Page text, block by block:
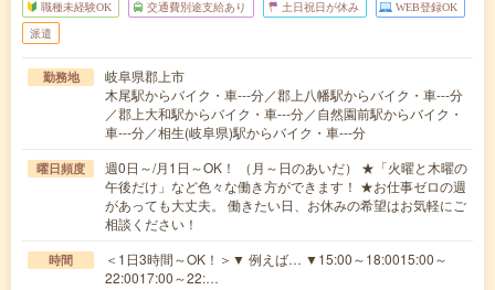
職種未経験OK 交通費別途支給あり 土日祝日が休み WEB登録OK
派遣
勤務地
岐阜県郡上市
木尾駅からバイク・車---分／郡上八幡駅からバイク・車---分
／郡上大和駅からバイク・車---分／自然園前駅からバイク・
車---分／相生(岐阜県)駅からバイク・車---分
曜日頻度
週0日～/月1日～OK！ （月～日のあいだ） ★「火曜と木曜の
午後だけ」など色々な働き方ができます！ ★お仕事ゼロの週
があっても大丈夫。 働きたい日、お休みの希望はお気軽にご
相談ください！
時間
＜1日3時間～OK！＞▼ 例えば… ▼15:00～18:0015:00～
22:0017:00～22:…